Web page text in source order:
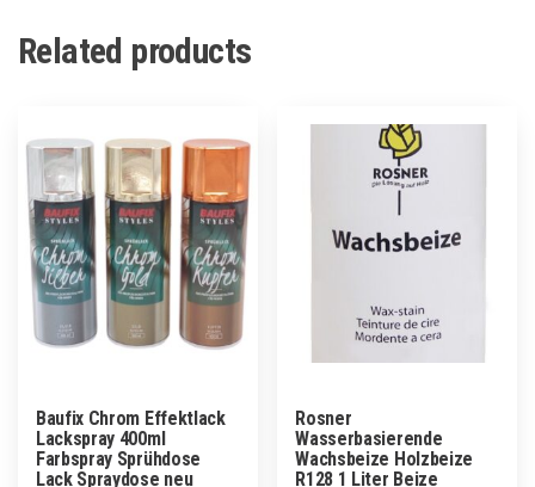
Related products
Baufix Chrom Effektlack
Lackspray 400ml
Farbspray Sprühdose
Lack Spraydose neu
Rosner
Wasserbasierende
Wachsbeize Holzbeize
R128 1 Liter Beize